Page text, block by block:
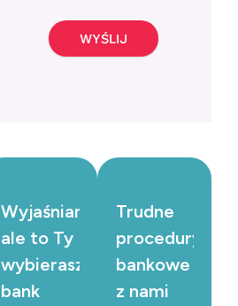
WYŚLIJ
Wyjaśniamy,
ale to Ty
wybierasz
bank
Trudne
procedury
bankowe
z nami